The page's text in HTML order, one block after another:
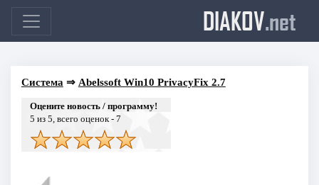
DIAKOV.net
Система ⇒ Abelssoft Win10 PrivacyFix 2.7
Оцените новость / программу!
5 из 5, всего оценок - 7